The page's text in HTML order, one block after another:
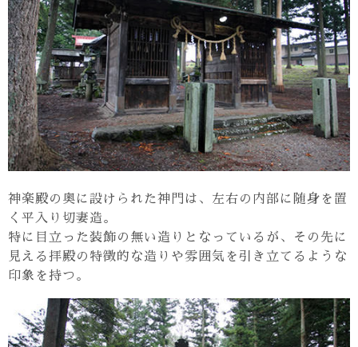
神楽殿の奥に設けられた神門は、左右の内部に随身を置
く平入り切妻造。
特に目立った装飾の無い造りとなっているが、その先に
見える拝殿の特徴的な造りや雰囲気を引き立てるような
印象を持つ。